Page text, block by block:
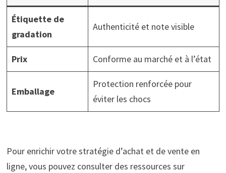
Étiquette de
gradation
Authenticité et note visible
Prix Conforme au marché et à l’état
Emballage
Protection renforcée pour
éviter les chocs
Pour enrichir votre stratégie d’achat et de vente en
ligne, vous pouvez consulter des ressources sur